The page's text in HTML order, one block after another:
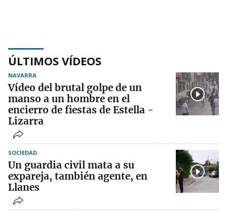
ÚLTIMOS VÍDEOS
NAVARRA
Vídeo del brutal golpe de un
manso a un hombre en el
encierro de fiestas de Estella -
Lizarra
SOCIEDAD
Un guardia civil mata a su
expareja, también agente, en
Llanes